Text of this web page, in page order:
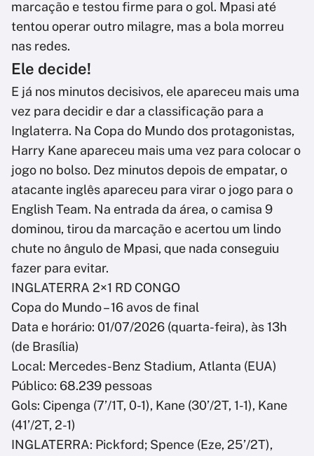
marcação e testou firme para o gol. Mpasi até
tentou operar outro milagre, mas a bola morreu
nas redes.
Ele decide!
E já nos minutos decisivos, ele apareceu mais uma
vez para decidir e dar a classificação para a
Inglaterra. Na Copa do Mundo dos protagonistas,
Harry Kane apareceu mais uma vez para colocar o
jogo no bolso. Dez minutos depois de empatar, o
atacante inglês apareceu para virar o jogo para o
English Team. Na entrada da área, o camisa 9
dominou, tirou da marcação e acertou um lindo
chute no ângulo de Mpasi, que nada conseguiu
fazer para evitar.
INGLATERRA 2×1 RD CONGO
Copa do Mundo – 16 avos de final
Data e horário: 01/07/2026 (quarta-feira), às 13h
(de Brasília)
Local: Mercedes-Benz Stadium, Atlanta (EUA)
Público: 68.239 pessoas
Gols: Cipenga (7’/1T, 0-1), Kane (30’/2T, 1-1), Kane
(41’/2T, 2-1)
INGLATERRA: Pickford; Spence (Eze, 25’/2T),